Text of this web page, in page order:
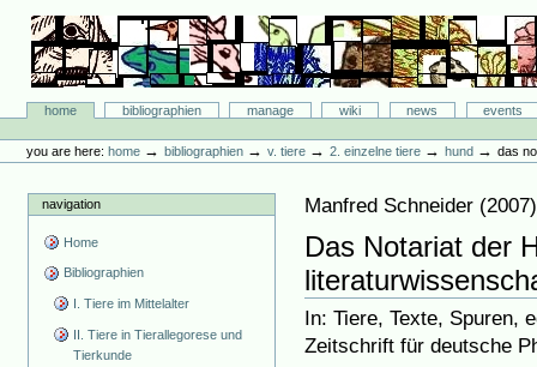
content.
navigation
Bibliographie-Portal
Sectionshome bibliographien manage wiki news
events
tools
you are here: home →bibliographien →v. tiere →2. einzelne tiere →hund →das
navigation
Home
Bibliographien
I. Tiere im Mittelalter
II. Tiere in Tierallegorese und
Tierkunde
Manfred Schneider (2007)
Das Notariat der
In: Tiere, Texte, Spuren,
Zeitschrift für deutsche